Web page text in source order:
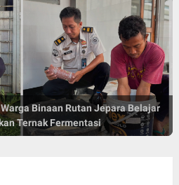
Binaan Rutan Jepara Belajar
Ternak Fermentasi